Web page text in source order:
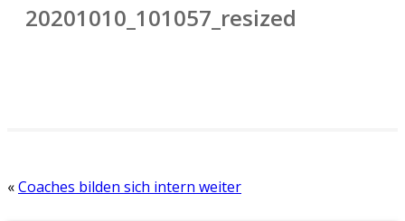
20201010_101057_resized
«Coaches bilden sich intern weiter